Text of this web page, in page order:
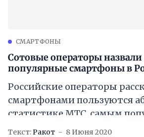
CМАРТФОНЫ
Сотовые операторы
популярные смартфоны в
Российские операторы
смартфонами пользуются
статистике МТС, самым
брендом является Samsung.
Текст:Ракот 8 Июня 2020